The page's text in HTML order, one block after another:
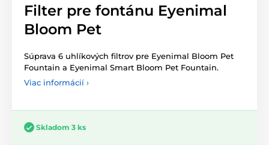
Filter pre fontánu Eyenimal
Bloom Pet
Súprava 6 uhlíkových filtrov pre Eyenimal Bloom Pet
Fountain a Eyenimal Smart Bloom Pet Fountain.
Viac informácií ›
Skladom 3 ks